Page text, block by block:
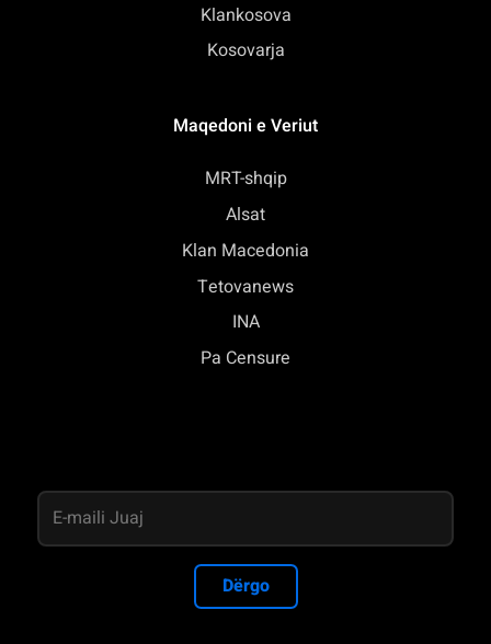
Klankosova
Kosovarja
Maqedoni e Veriut
MRT-shqip
Alsat
Klan Macedonia
Tetovanews
INA
Pa Censure
Dërgo